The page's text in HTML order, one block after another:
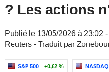
? Les actions
Publié le 13/05/2026 à 23:02
Reuters - Traduit par
S&P 500 +0,62 %